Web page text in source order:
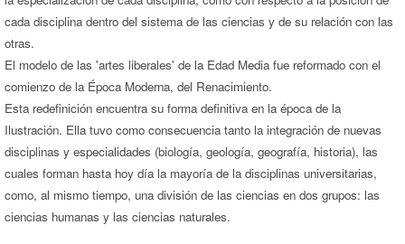
cada disciplina dentro del sistema de las ciencias y de su relación con las
otras.
El modelo de las 'artes liberales' de la Edad Media fue reformado con el
comienzo de la Época Moderna, del Renacimiento.
Esta redefinición encuentra su forma definitiva en la época de la
Ilustración. Ella tuvo como consecuencia tanto la integración de nuevas
disciplinas y especialidades (biología, geología, geografía, historia), las
cuales forman hasta hoy día la mayoría de la disciplinas universitarias,
como, al mismo tiempo, una división de las ciencias en dos grupos: las
ciencias humanas y las ciencias naturales.